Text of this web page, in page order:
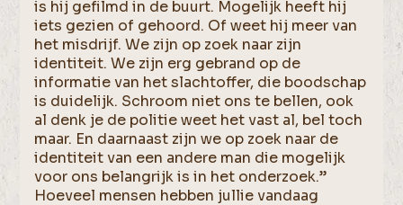
is hij gefilmd in de buurt. Mogelijk heeft hij
iets gezien of gehoord. Of weet hij meer van
het misdrijf. We zijn op zoek naar zijn
identiteit. We zijn erg gebrand op de
informatie van het slachtoffer, die boodschap
is duidelijk. Schroom niet ons te bellen, ook
al denk je de politie weet het vast al, bel toch
maar. En daarnaast zijn we op zoek naar de
identiteit van een andere man die mogelijk
voor ons belangrijk is in het onderzoek.”
Hoeveel mensen hebben jullie vandaag